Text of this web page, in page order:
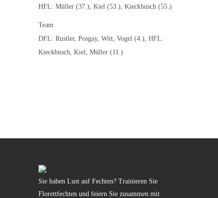
HFL: Müller (37.), Kiel (53.), Kieckbusch (55.)
Team
DFL: Rustler, Posgay, Witt, Vogel (4.), HFL:
Kieckbusch, Kiel, Müller (11.)
Sie haben Lust auf Fechten? Trainieren Sie
Florettfechten und feiern Sie zusammen mit